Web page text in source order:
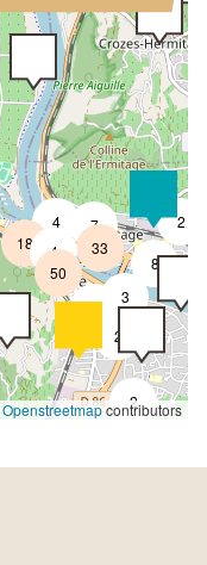
2
2
2
8
4
4
18
7
2
3
50
33
Openstreetmapcontributors